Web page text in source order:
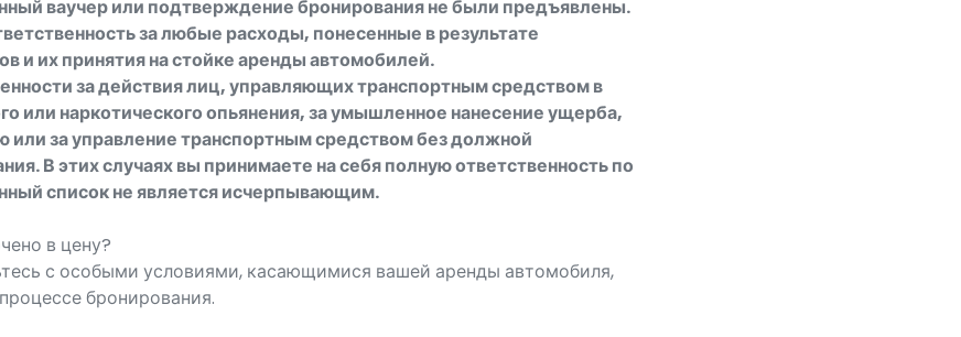
ваучер или подтверждение бронирования не были предъявлены.
за любые расходы, понесенные в результате
и их принятия на стойке аренды автомобилей.
за действия лиц, управляющих транспортным средством в
или наркотического опьянения, за умышленное нанесение ущерба,
или за управление транспортным средством без должной
В этих случаях вы принимаете на себя полную ответственность по
список не является исчерпывающим.
в цену?
с особыми условиями, касающимися вашей аренды автомобиля,
бронирования.